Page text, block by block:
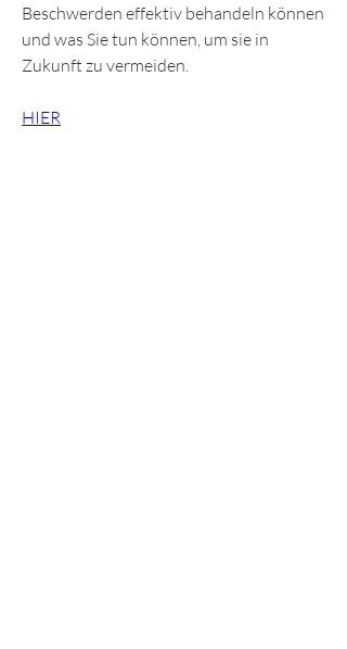
Beschwerden effektiv behandeln können
und was Sie tun können, um sie in
Zukunft zu vermeiden.
HIER